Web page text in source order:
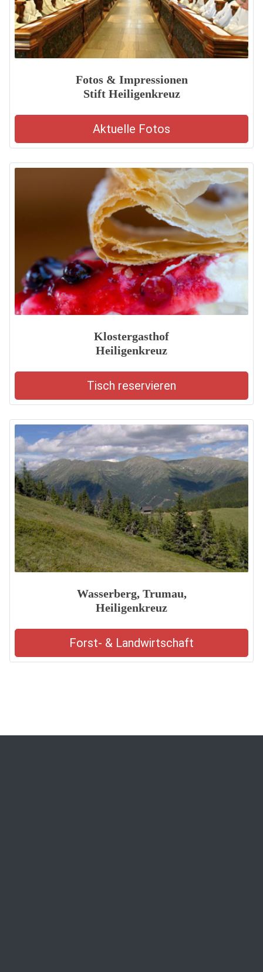
Fotos & Impressionen
Stift Heiligenkreuz
Aktuelle Fotos
Klostergasthof
Heiligenkreuz
Tisch reservieren
Wasserberg, Trumau,
Heiligenkreuz
Forst- & Landwirtschaft